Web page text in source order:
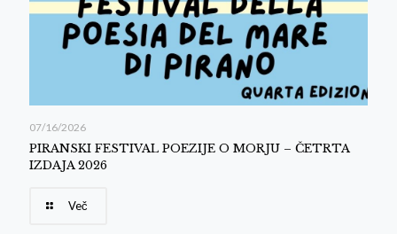
07/16/2026
PIRANSKI FESTIVAL POEZIJE O MORJU – ČETRTA
IZDAJA 2026
Več